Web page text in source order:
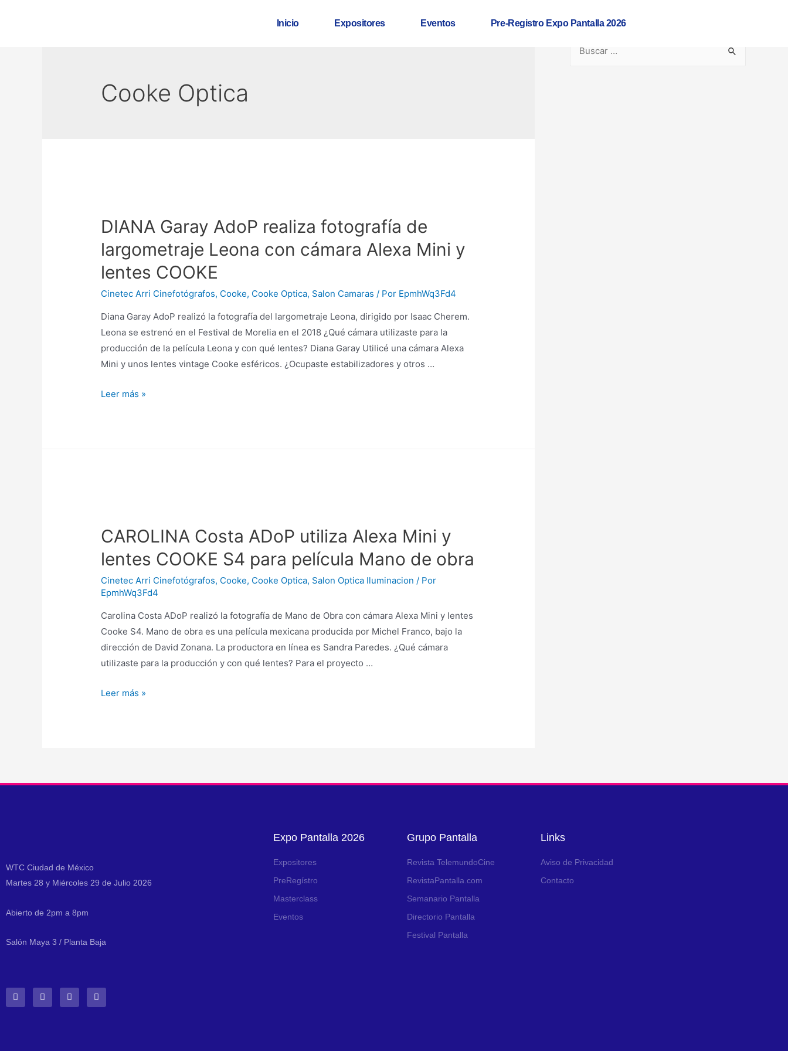
Inicio Expositores Eventos Pre-Registro Expo Pantalla 2026
Cooke Optica
DIANA Garay AdoP realiza fotografía de
largometraje Leona con cámara Alexa Mini y
lentes COOKE
Cinetec Arri Cinefotógrafos, Cooke, Cooke Optica, Salon Camaras / Por EpmhWq3Fd4
Diana Garay AdoP realizó la fotografía del largometraje Leona, dirigido por Isaac Cherem.
Leona se estrenó en el Festival de Morelia en el 2018 ¿Qué cámara utilizaste para la
producción de la película Leona y con qué lentes? Diana Garay Utilicé una cámara Alexa
Mini y unos lentes vintage Cooke esféricos. ¿Ocupaste estabilizadores y otros …
Leer más »
CAROLINA Costa ADoP utiliza Alexa Mini y
lentes COOKE S4 para película Mano de obra
Cinetec Arri Cinefotógrafos, Cooke, Cooke Optica, Salon Optica Iluminacion / Por
EpmhWq3Fd4
Carolina Costa ADoP realizó la fotografía de Mano de Obra con cámara Alexa Mini y lentes
Cooke S4. Mano de obra es una película mexicana producida por Michel Franco, bajo la
dirección de David Zonana. La productora en línea es Sandra Paredes. ¿Qué cámara
utilizaste para la producción y con qué lentes? Para el proyecto …
Leer más »
WTC Ciudad de México
Martes 28 y Miércoles 29 de Julio 2026
Abierto de 2pm a 8pm
Salón Maya 3 / Planta Baja
Expo Pantalla 2026
Expositores
PreRegístro
Masterclass
Eventos
Grupo Pantalla
Revista TelemundoCine
RevistaPantalla.com
Semanario Pantalla
Directorio Pantalla
Festival Pantalla
Links
Aviso de Privacidad
Contacto